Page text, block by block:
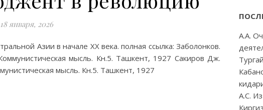
18 января, 2026
Азии в начале XX века. полная ссылка: Заболонков.
мысль. Кн.5. Ташкент, 1927 Сакиров Дж.
мысль. Кн.5. Ташкент, 1927
А.А.
А.С.